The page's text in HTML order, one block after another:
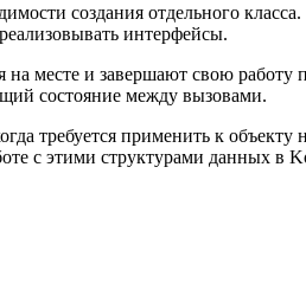
создания отдельного класса.
интерфейсы.
месте и завершают свою работу
состояние между вызовами.
требуется применить к объекту
с этими структурами данных в